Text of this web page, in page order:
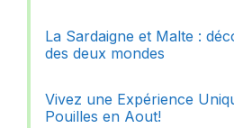
La Sardaigne et Malte :
des deux mondes
Vivez une Expérience
Pouilles en Aout!